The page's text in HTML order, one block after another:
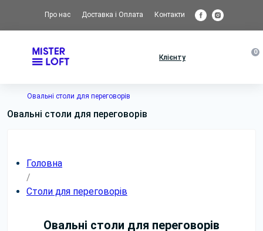
Про нас Доставка і Оплата Контакти
Клієнту
0
Овальні столи для переговорів
Овальні столи для переговорів
Головна
/
Столи для переговорів
Овальні столи для переговорів